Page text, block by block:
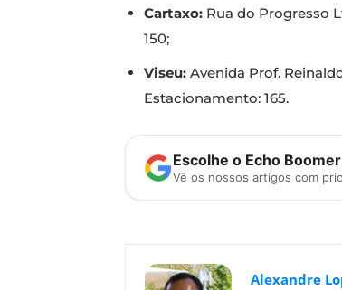
Cartaxo: Rua do Progresso
150;
Viseu: Avenida Prof.
Estacionamento: 165.
Escolhe o Echo
Vê os nossos artigos com
Alexandre